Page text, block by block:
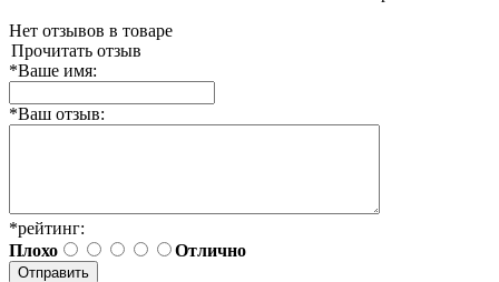
Нет отзывов в товаре
Прочитать отзыв
*Ваше имя:
*Ваш отзыв:
*рейтинг:
Плохо
Отлично